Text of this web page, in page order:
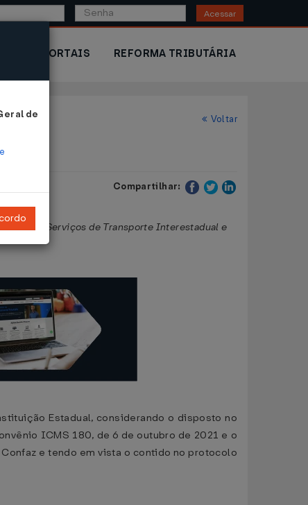
Acessar
PORTAIS REFORMA TRIBUTÁRIA
Voltar
Compartilhar:
de Serviços de Transporte Interestadual e
Estadual, considerando o disposto no
ICMS 180, de 6 de outubro de 2021 e o
e tendo em vista o contido no protocolo
de